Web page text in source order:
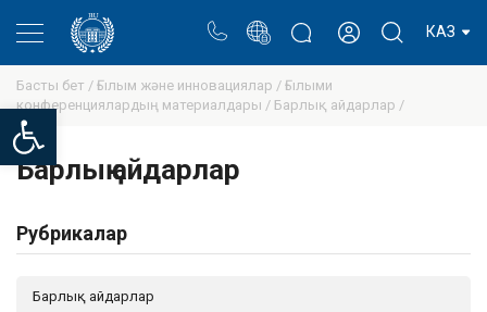
Open toolbar
КАЗ
Басты бет / Ғылым және инновациялар / Ғылыми
конференциялардың материалдары / Барлық айдарлар /
Барлық айдарлар
Рубрикалар
Барлық айдарлар